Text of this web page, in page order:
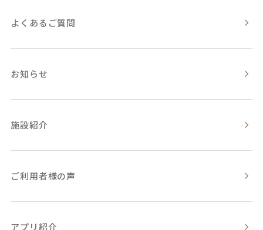
よくあるご質問
お知らせ
施設紹介
ご利用者様の声
アプリ紹介